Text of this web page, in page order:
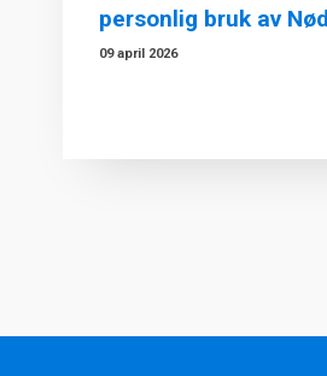
personlig bruk av
09 april 2026